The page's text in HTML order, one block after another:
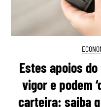
Estes apoios
vigor e podem
carteira: saiba